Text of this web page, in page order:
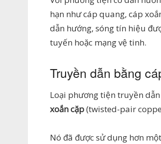
hạn như cáp quang, cáp
dẫn hướng, sóng tín hiệu
tuyến hoặc mạng vệ tinh.
Truyền dẫn bằng
Loại phương tiện truyền
xoắn cặp(twisted-pair
Nó đã được sử dụng hơn